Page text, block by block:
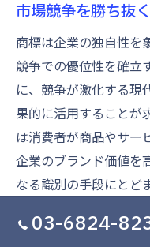
市場競争を勝ち抜
商標は企業の独自性を
競争での優位性を確立
に、競争が激化する現
果的に活用することが
は消費者が商品やサー
企業のブランド価値を
なる識別の手段にとど
ともなります。さら
図ることが可能であり
03-6824-